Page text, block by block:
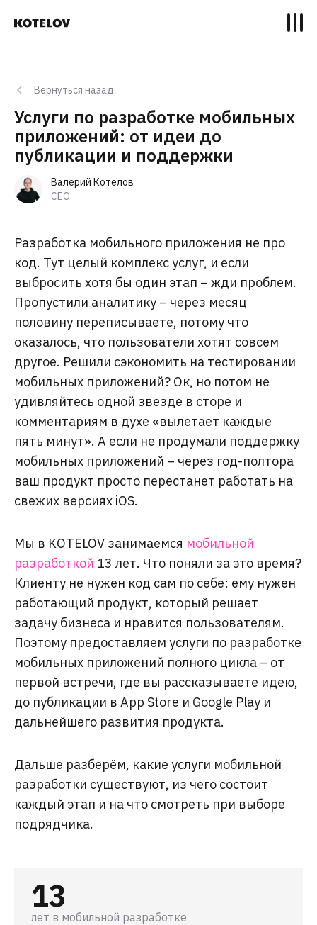
Вернуться назад
Услуги по разработке мобильных
приложений: от идеи до
публикации и поддержки
Валерий Котелов
CEO
Разработка мобильного приложения не про
код. Тут целый комплекс услуг, и если
выбросить хотя бы один этап – жди проблем.
Пропустили аналитику – через месяц
половину переписываете, потому что
оказалось, что пользователи хотят совсем
другое. Решили сэкономить на тестировании
мобильных приложений? Ок, но потом не
удивляйтесь одной звезде в сторе и
комментариям в духе «вылетает каждые
пять минут». А если не продумали поддержку
мобильных приложений – через год-полтора
ваш продукт просто перестанет работать на
свежих версиях iOS.
Мы в KOTELOV занимаемся мобильной
разработкой 13 лет. Что поняли за это время?
Клиенту не нужен код сам по себе: ему нужен
работающий продукт, который решает
задачу бизнеса и нравится пользователям.
Поэтому предоставляем услуги по разработке
мобильных приложений полного цикла – от
первой встречи, где вы рассказываете идею,
до публикации в App Store и Google Play и
дальнейшего развития продукта.
Дальше разберём, какие услуги мобильной
разработки существуют, из чего состоит
каждый этап и на что смотреть при выборе
подрядчика.
13
лет в мобильной разработке